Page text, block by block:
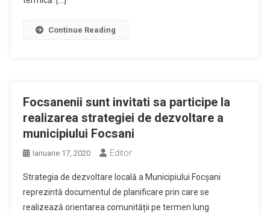
Continue Reading
Focsanenii sunt invitati sa participe la
realizarea strategiei de dezvoltare a
municipiului Focsani
Ianuarie 17, 2020 Editor
Strategia de dezvoltare locală a Municipiului Focşani
reprezintă documentul de planificare prin care se
realizează orientarea comunității pe termen lung